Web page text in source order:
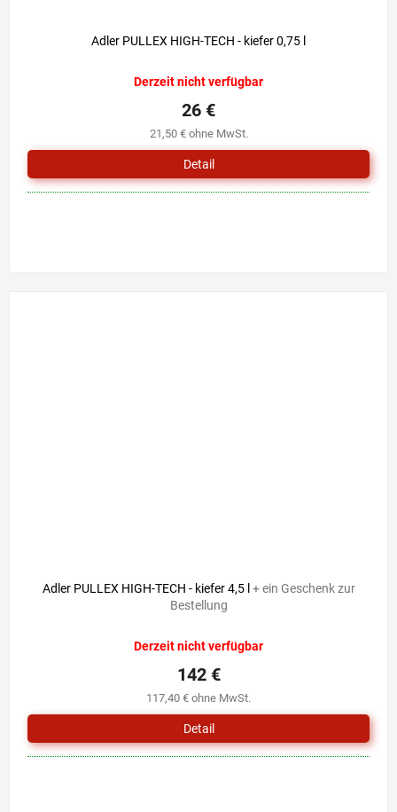
Adler PULLEX HIGH-TECH - kiefer 0,75 l
Derzeit nicht verfügbar
21,50 € ohne MwSt.
26 €
Detail
Adler PULLEX HIGH-TECH - kiefer 4,5 l+ ein Geschenk zur
Bestellung
Derzeit nicht verfügbar
117,40 € ohne MwSt.
142 €
Detail